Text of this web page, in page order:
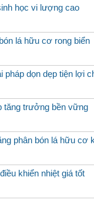
học vi lượng cao
lá hữu cơ rong biển
pháp dọn dẹp tiện lợi
tăng trưởng bền vững
phân bón lá hữu cơ
khiển nhiệt giá tốt